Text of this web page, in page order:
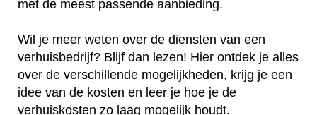
met de meest passende aanbieding.
Wil je meer weten over de diensten van een
verhuisbedrijf? Blijf dan lezen! Hier ontdek je alles
over de verschillende mogelijkheden, krijg je een
idee van de kosten en leer je hoe je de
verhuiskosten zo laag mogelijk houdt.